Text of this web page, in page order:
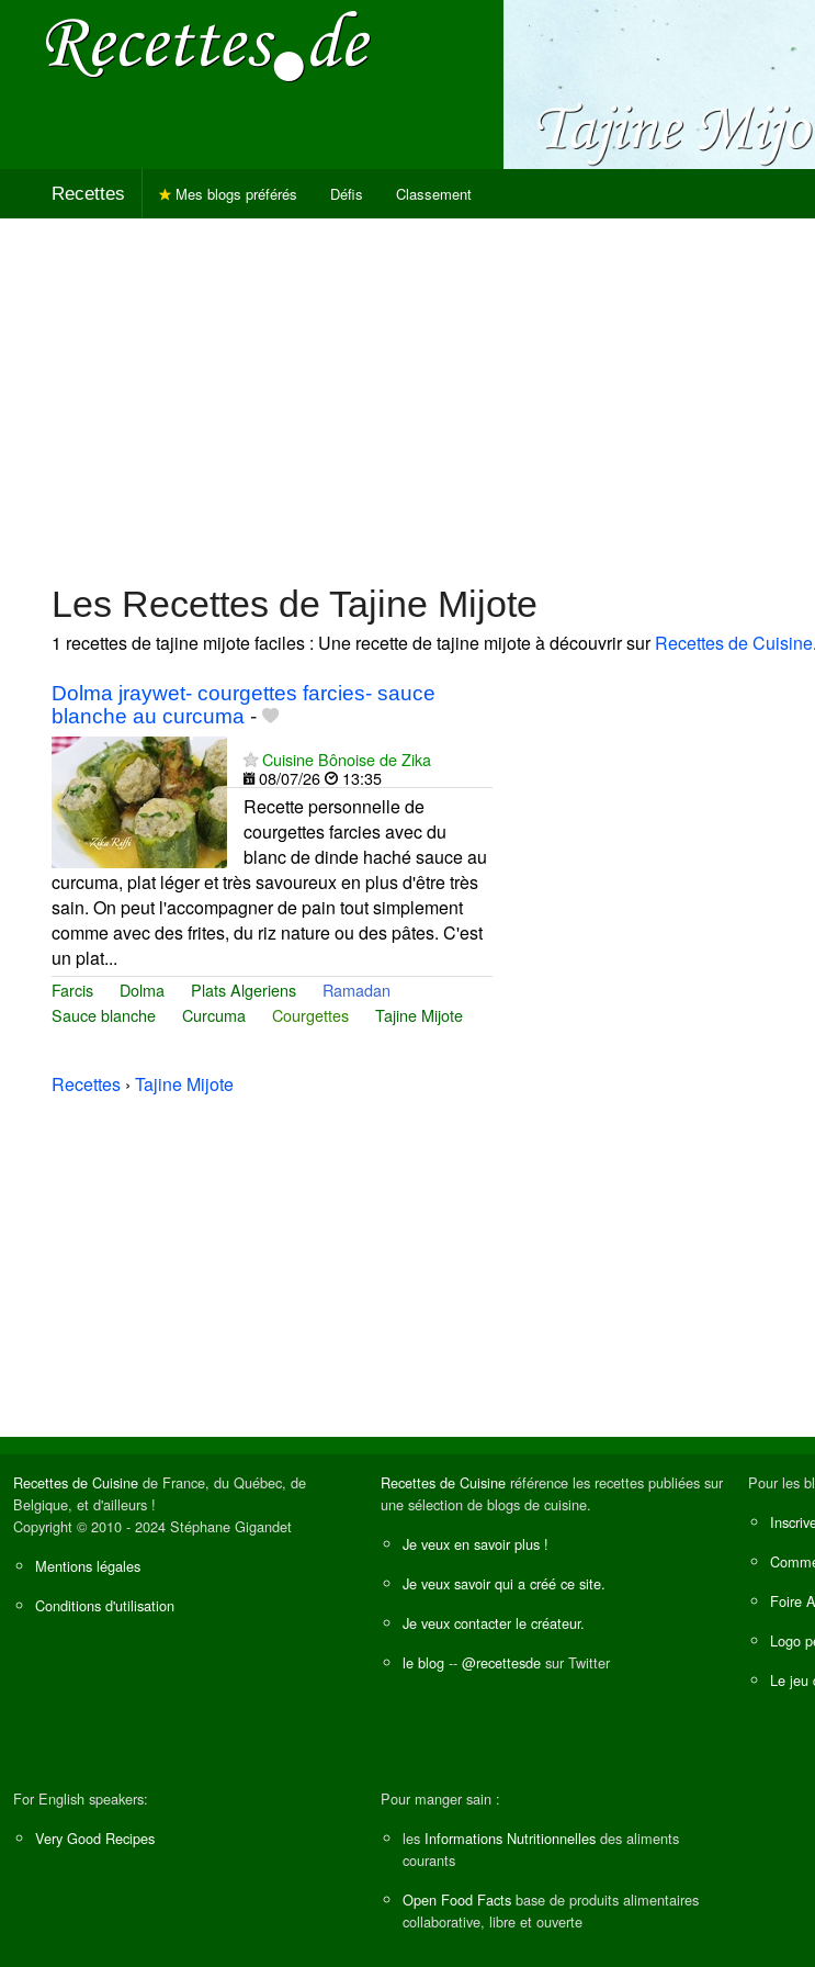
Recettes Mes blogs préférés Défis Classement
Les Recettes de Tajine Mijote
1 recettes de tajine mijote faciles : Une recette de tajine mijote à découvrir surRecettes de Cuisine.
Dolma jraywet- courgettes farcies- sauce
blanche au curcuma -
Cuisine Bônoise de Zika
08/07/26
13:35
Recette personnelle de
courgettes farcies avec du
blanc de dinde haché sauce au
curcuma, plat léger et très savoureux en plus d'être très
sain. On peut l'accompagner de pain tout simplement
comme avec des frites, du riz nature ou des pâtes. C'est
un plat...
Farcis Dolma Plats Algeriens
Ramadan
Sauce blanche
Curcuma Courgettes Tajine Mijote
Recettes › Tajine Mijote
Recettes de Cuisine de France, du Québec, de
Belgique, et d'ailleurs !
Copyright © 2010 - 2024 Stéphane Gigandet
Mentions légales
Conditions d'utilisation
Recettes de Cuisine référence les recettes publiées sur
une sélection de blogs de cuisine.
Je veux en savoir plus !
Je veux savoir qui a créé ce site.
Je veux contacter le créateur.
le blog -- @recettesde sur Twitter
Pour les
Foire
Logo
Le jeu
For English speakers:
Very Good Recipes
Pour manger sain :
les Informations Nutritionnelles des aliments
courants
Open Food Facts base de produits alimentaires
collaborative, libre et ouverte